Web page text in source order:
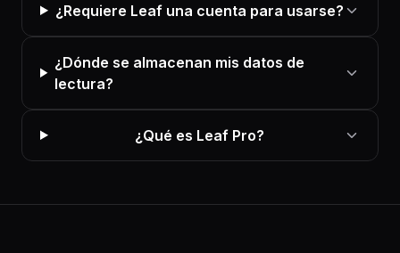
¿Requiere Leaf una cuenta para usarse?
¿Dónde se almacenan mis datos de
lectura?
¿Qué es Leaf Pro?